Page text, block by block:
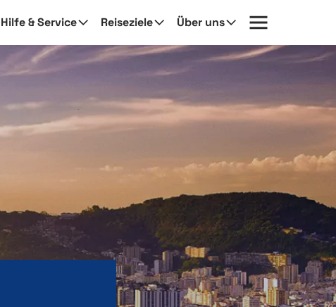
Hilfe & Service Reiseziele Über uns